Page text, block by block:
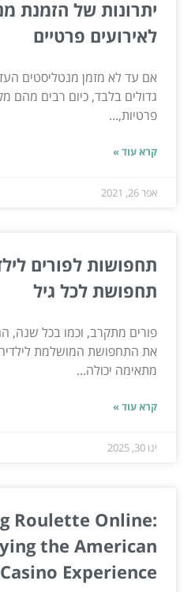
יתרונות של הזמנת
לאירועים פרטיים
אם עד לא מזמן מנטליסטים
גדולים בלבד, כיום רבים מהם
פרטיות,...
קרא עוד »
אפר 26, 2021
תחפושות לפורים
תחפושת לכל גיל
פורים מתקרב, וכמו בכל שנה,
את התחפושת המושלמת
מתאימה יכולה...
קרא עוד »
ינו 30, 2025
Roulette Online:
the American
Casino Experience